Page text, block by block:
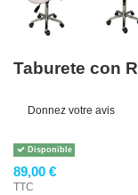
Taburete con
Donnez votre avis
Disponible
89,00 €
TTC